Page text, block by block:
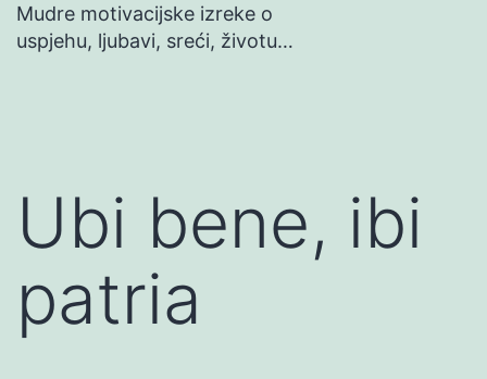
Mudre motivacijske izreke o
uspjehu, ljubavi, sreći, životu…
Ubi bene, ibi
patria